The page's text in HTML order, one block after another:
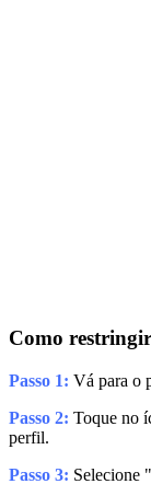
Como
Passo 1: Vá para o
Passo 2: Toque no
perfil.
Passo 3: Selecione